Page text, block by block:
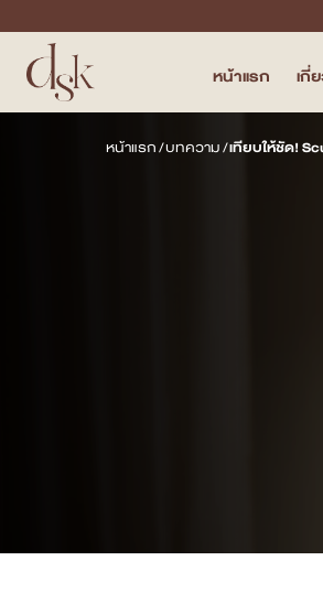
หน้าแรก เกี่
หน้าแรก
เคสรีวิว
หน้าแรก/บทความ/เทียบให้ชัด!